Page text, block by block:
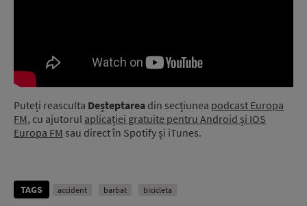
Puteți reasculta Deșteptarea din secțiunea podcast Europa
FM, cu ajutorul aplicației gratuite pentru Android și IOS
Europa FM sau direct în Spotify și iTunes.
TAGS accident barbat bicicleta